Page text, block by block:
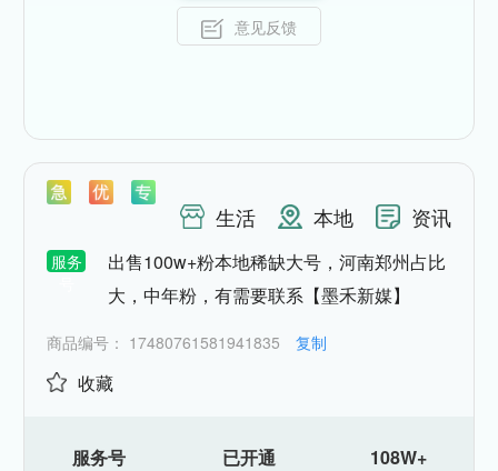
意见反馈
生活 本地 资讯
服务
出售100w+粉本地稀缺大号，河南郑州占比
大，中年粉，有需要联系【墨禾新媒】
商品编号： 17480761581941835 复制
收藏
服务号 已开通 108W+